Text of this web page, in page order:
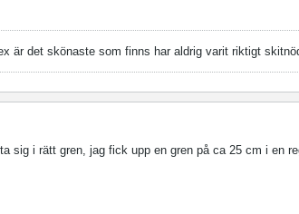
är det skönaste som finns har aldrig varit riktigt
sig i rätt gren, jag fick upp en gren på ca 25 cm i en